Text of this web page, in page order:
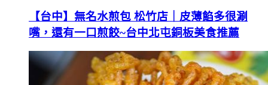
【台中】無名水煎包 松竹店｜皮薄餡多很涮
嘴，還有一口煎餃~台中北屯銅板美食推薦